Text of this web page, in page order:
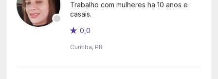
Trabalho com mulheres ha 10 anos e
casais.
0,0
Curitiba, PR